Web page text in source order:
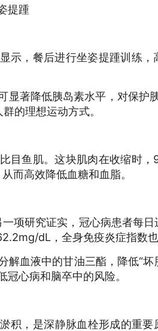
提踵
，餐后进行坐姿提踵训练，
著降低胰岛素水平，对保护
的理想运动方式。
鱼肌。这块肌肉在收缩时，
而高效降低血糖和血脂。
研究证实，冠心病患者每日
dL，全身免疫炎症指数也
血液中的甘油三酯，降低“坏
心病和脑卒中的风险。
，是深静脉血栓形成的重要